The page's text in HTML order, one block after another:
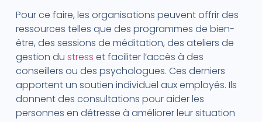
Pour ce faire, les organisations peuvent offrir des
ressources telles que des programmes de bien-
être, des sessions de méditation, des ateliers de
gestion du stress et faciliter l’accès à des
conseillers ou des psychologues. Ces derniers
apportent un soutien individuel aux employés. Ils
donnent des consultations pour aider les
personnes en détresse à améliorer leur situation